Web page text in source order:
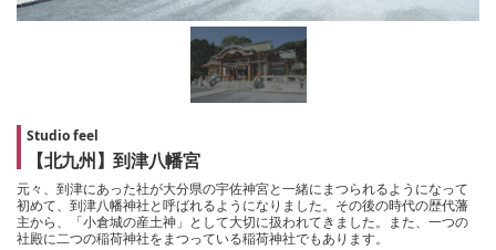
Studio feel
【北九州】到津八幡宮
元々、到津にあった社が大分県の宇佐神宮と一緒にまつられるようになって
初めて、到津八幡神社と呼ばれるようになりました。その後の時代の歴代藩
主から、「小倉城の産土神」として大切に扱われてきました。また、一つの
社殿に二つの稲荷神社をまつっている稲荷神社でもあります。